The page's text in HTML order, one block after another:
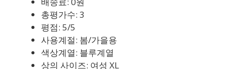
총평가수: 3
평점: 5/5
사용계절: 봄/가을용
색상계열: 블루계열
상의 사이즈: 여성 XL